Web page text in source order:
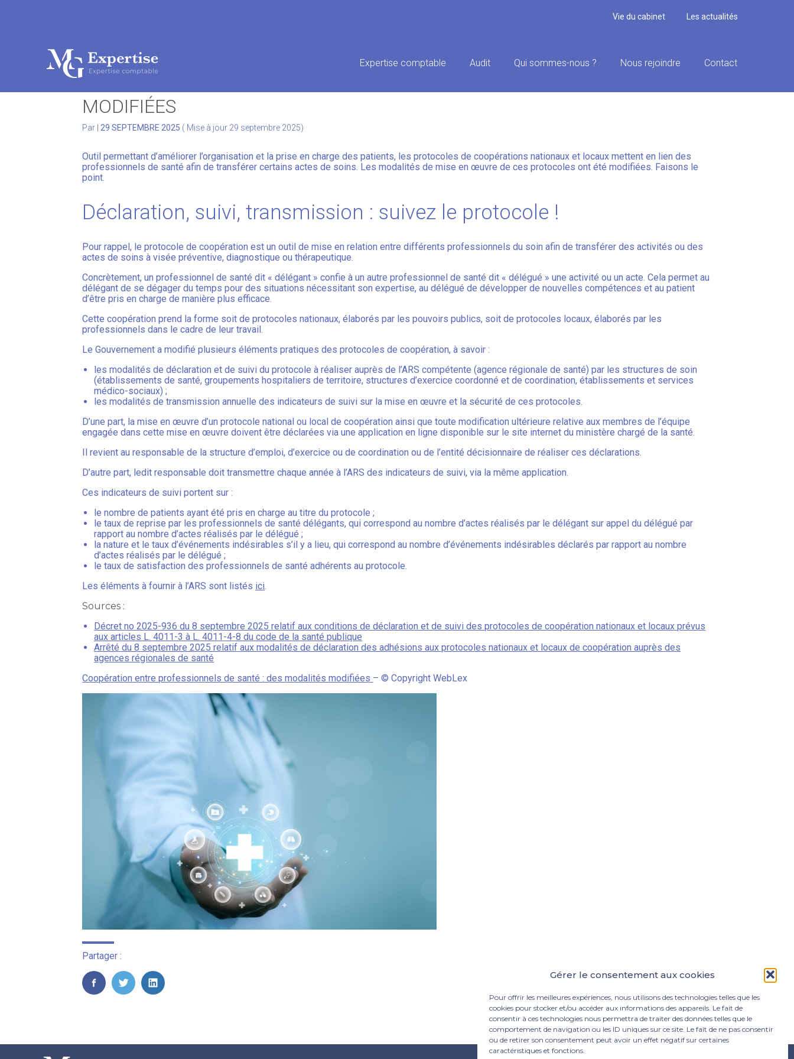
Gérer le consentement aux cookies
Pour offrir les meilleures expériences, nous utilisons des technologies telles que les
cookies pour stocker et/ou accéder aux informations des appareils. Le fait de
consentir à ces technologies nous permettra de traiter des données telles que le
comportement de navigation ou les ID uniques sur ce site. Le fait de ne pas consentir
ou de retirer son consentement peut avoir un effet négatif sur certaines
caractéristiques et fonctions.
Vie du cabinet Les actualités
Aller
Expertise comptable Audit Qui sommes-nous ? Nous rejoindre Contact
MODIFIÉES
Par |29 SEPTEMBRE 2025 ( Mise à jour 29 septembre 2025)
Outil permettant d’améliorer l’organisation et la prise en charge des patients, les protocoles de coopérations nationaux et locaux mettent en lien des
professionnels de santé afin de transférer certains actes de soins. Les modalités de mise en œuvre de ces protocoles ont été modifiées. Faisons le
point.
Déclaration, suivi, transmission : suivez le protocole !
Pour rappel, le protocole de coopération est un outil de mise en relation entre différents professionnels du soin afin de transférer des activités ou des
actes de soins à visée préventive, diagnostique ou thérapeutique.
Concrètement, un professionnel de santé dit « délégant » confie à un autre professionnel de santé dit « délégué » une activité ou un acte. Cela permet au
délégant de se dégager du temps pour des situations nécessitant son expertise, au délégué de développer de nouvelles compétences et au patient
d’être pris en charge de manière plus efficace.
Cette coopération prend la forme soit de protocoles nationaux, élaborés par les pouvoirs publics, soit de protocoles locaux, élaborés par les
professionnels dans le cadre de leur travail.
Le Gouvernement a modifié plusieurs éléments pratiques des protocoles de coopération, à savoir :
les modalités de déclaration et de suivi du protocole à réaliser auprès de l’ARS compétente (agence régionale de santé) par les structures de soin
(établissements de santé, groupements hospitaliers de territoire, structures d’exercice coordonné et de coordination, établissements et services
médico-sociaux) ;
les modalités de transmission annuelle des indicateurs de suivi sur la mise en œuvre et la sécurité de ces protocoles.
D’une part, la mise en œuvre d’un protocole national ou local de coopération ainsi que toute modification ultérieure relative aux membres de l’équipe
engagée dans cette mise en œuvre doivent être déclarées via une application en ligne disponible sur le site internet du ministère chargé de la santé.
Il revient au responsable de la structure d’emploi, d’exercice ou de coordination ou de l’entité décisionnaire de réaliser ces déclarations.
D’autre part, ledit responsable doit transmettre chaque année à l’ARS des indicateurs de suivi, via la même application.
Ces indicateurs de suivi portent sur :
le nombre de patients ayant été pris en charge au titre du protocole ;
le taux de reprise par les professionnels de santé délégants, qui correspond au nombre d’actes réalisés par le délégant sur appel du délégué par
rapport au nombre d’actes réalisés par le délégué ;
la nature et le taux d’événements indésirables s’il y a lieu, qui correspond au nombre d’événements indésirables déclarés par rapport au nombre
d’actes réalisés par le délégué ;
le taux de satisfaction des professionnels de santé adhérents au protocole.
Les éléments à fournir à l’ARS sont listés ici.
Sources :
Décret no 2025-936 du 8 septembre 2025 relatif aux conditions de déclaration et de suivi des protocoles de coopération nationaux et locaux prévus
aux articles L. 4011-3 à L. 4011-4-8 du code de la santé publique
Arrêté du 8 septembre 2025 relatif aux modalités de déclaration des adhésions aux protocoles nationaux et locaux de coopération auprès des
agences régionales de santé
Coopération entre professionnels de santé : des modalités modifiées – © Copyright WebLex
Partager :
FaceBook
TwitterLinkedIn